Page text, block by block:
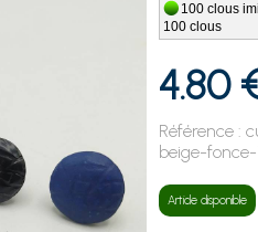
100 clous
100 clous
4.80
Référence :
beige-fonce-
Article disponible